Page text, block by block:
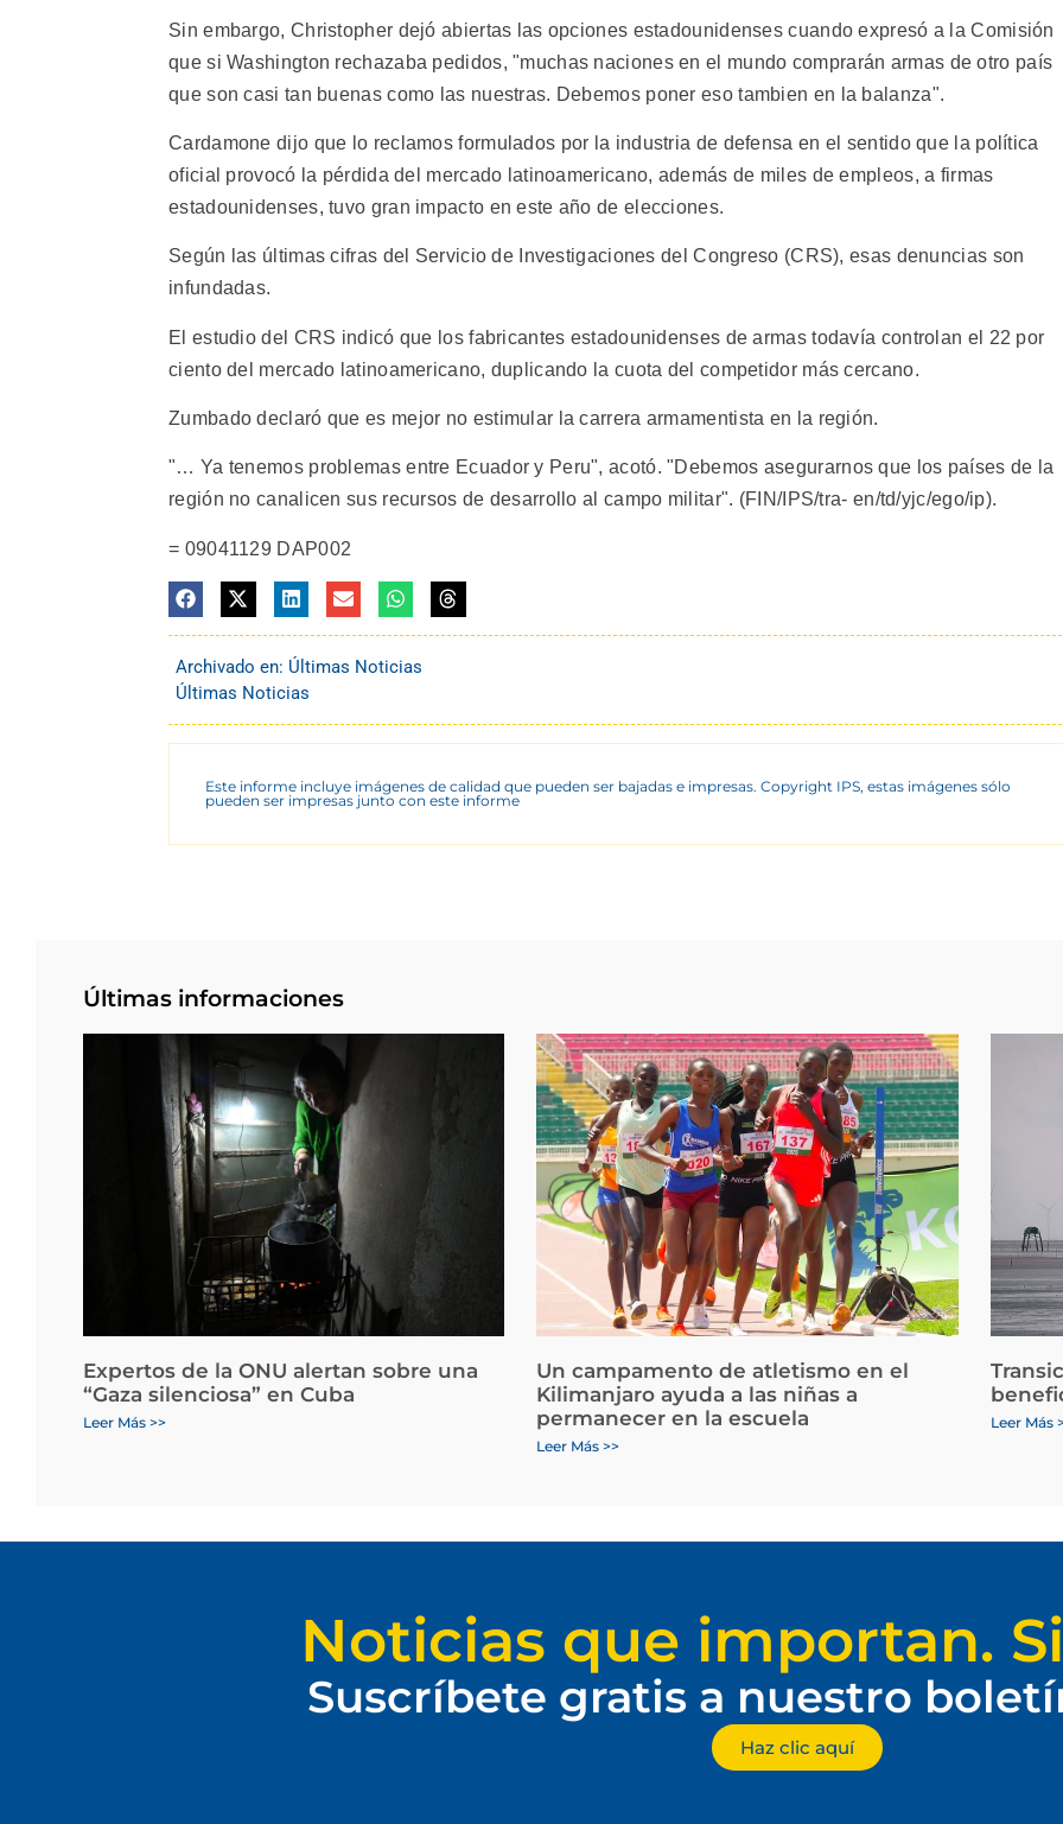
Sin embargo, Christopher dejó abiertas las opciones estadounidenses cuando expresó a la Comisión
que si Washington rechazaba pedidos, "muchas naciones en el mundo comprarán armas de otro país
que son casi tan buenas como las nuestras. Debemos poner eso tambien en la balanza".
Cardamone dijo que lo reclamos formulados por la industria de defensa en el sentido que la política
oficial provocó la pérdida del mercado latinoamericano, además de miles de empleos, a firmas
estadounidenses, tuvo gran impacto en este año de elecciones.
Según las últimas cifras del Servicio de Investigaciones del Congreso (CRS), esas denuncias son
infundadas.
El estudio del CRS indicó que los fabricantes estadounidenses de armas todavía controlan el 22 por
ciento del mercado latinoamericano, duplicando la cuota del competidor más cercano.
Zumbado declaró que es mejor no estimular la carrera armamentista en la región.
"… Ya tenemos problemas entre Ecuador y Peru", acotó. "Debemos asegurarnos que los países de la
región no canalicen sus recursos de desarrollo al campo militar". (FIN/IPS/tra- en/td/yjc/ego/ip).
= 09041129 DAP002
Archivado en: Últimas Noticias
Últimas Noticias
Este informe incluye imágenes de calidad que pueden ser bajadas e impresas. Copyright IPS, estas imágenes sólo
pueden ser impresas junto con este informe
Últimas informaciones
Expertos de la ONU alertan sobre una
“Gaza silenciosa” en Cuba
Leer Más >>
Un campamento de atletismo en el
Kilimanjaro ayuda a las niñas a
permanecer en la escuela
Leer Más >>
Leer Más
Noticias que importan.
Suscríbete gratis a nuestro
Haz clic aquí